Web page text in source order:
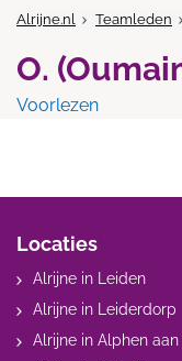
Alrijne.nl Teamleden
O.
Voorlezen
Locaties
Alrijne in Leiden
Alrijne in Leiderdorp
Alrijne in Alphen aan